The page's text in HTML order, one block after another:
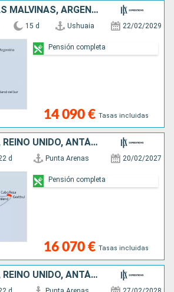
ANTÁRTICO, ISLAS MALVINAS, ARGENTINA
15 d Ushuaia 22/02/2029
14 090 € Tasas incluidas
Pensión completa
ISLAS MALVINAS, REINO UNIDO, ANTÁRTICO, CHILE
d Punta Arenas 20/02/2027
16 070 € Tasas incluidas
Pensión completa
ISLAS MALVINAS, REINO UNIDO, ANTÁRTICO, CHILE